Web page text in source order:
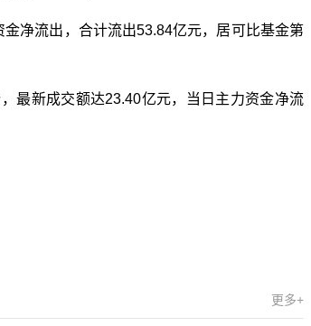
净流出，合计流出53.84亿元，居可比基金第
最新成交额达23.40亿元，当日主力资金净流
更多+